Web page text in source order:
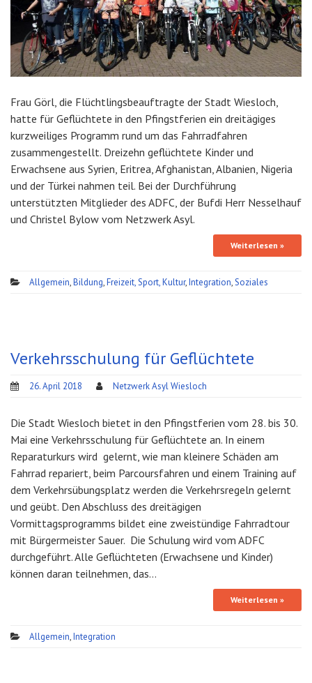
Frau Görl, die Flüchtlingsbeauftragte der Stadt Wiesloch,
hatte für Geflüchtete in den Pfingstferien ein dreitägiges
kurzweiliges Programm rund um das Fahrradfahren
zusammengestellt. Dreizehn geflüchtete Kinder und
Erwachsene aus Syrien, Eritrea, Afghanistan, Albanien, Nigeria
und der Türkei nahmen teil. Bei der Durchführung
unterstützten Mitglieder des ADFC, der Bufdi Herr Nesselhauf
und Christel Bylow vom Netzwerk Asyl.
Weiterlesen »
Allgemein,Bildung,Freizeit, Sport, Kultur,Integration,Soziales
Verkehrsschulung für Geflüchtete
26. April 2018 Netzwerk Asyl Wiesloch
Die Stadt Wiesloch bietet in den Pfingstferien vom 28. bis 30.
Mai eine Verkehrsschulung für Geflüchtete an. In einem
Reparaturkurs wird gelernt, wie man kleinere Schäden am
Fahrrad repariert, beim Parcoursfahren und einem Training auf
dem Verkehrsübungsplatz werden die Verkehrsregeln gelernt
und geübt. Den Abschluss des dreitägigen
Vormittagsprogramms bildet eine zweistündige Fahrradtour
mit Bürgermeister Sauer. Die Schulung wird vom ADFC
durchgeführt. Alle Geflüchteten (Erwachsene und Kinder)
können daran teilnehmen, das…
Weiterlesen »
Allgemein,Integration